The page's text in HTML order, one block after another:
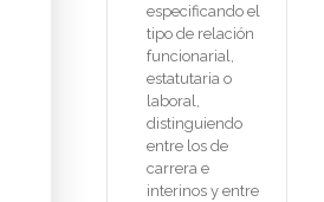
especificando el
tipo de relación
funcionarial,
estatutaria o
laboral,
distinguiendo
entre los de
carrera e
interinos y entre